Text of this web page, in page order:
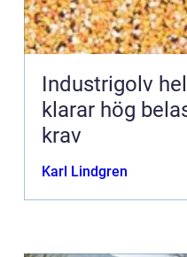
Industrigolv
klarar hög
krav
Karl Lindgren